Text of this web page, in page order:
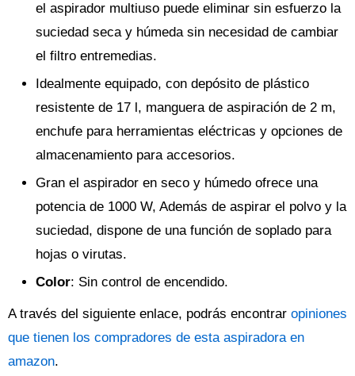
el aspirador multiuso puede eliminar sin esfuerzo la
suciedad seca y húmeda sin necesidad de cambiar
el filtro entremedias.
Idealmente equipado, con depósito de plástico
resistente de 17 l, manguera de aspiración de 2 m,
enchufe para herramientas eléctricas y opciones de
almacenamiento para accesorios.
Gran el aspirador en seco y húmedo ofrece una
potencia de 1000 W, Además de aspirar el polvo y la
suciedad, dispone de una función de soplado para
hojas o virutas.
Color: Sin control de encendido.
A través del siguiente enlace, podrás encontrar opiniones
que tienen los compradores de esta aspiradora en
amazon.